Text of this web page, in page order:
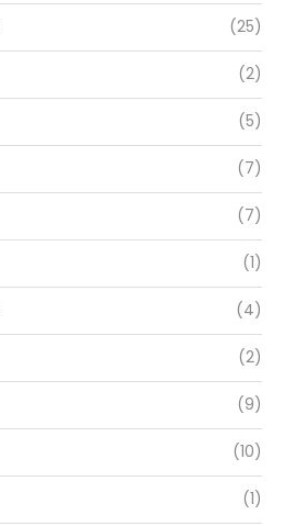
(25)
(2)
(5)
(7)
(7)
(1)
(4)
(2)
(9)
(10)
(1)